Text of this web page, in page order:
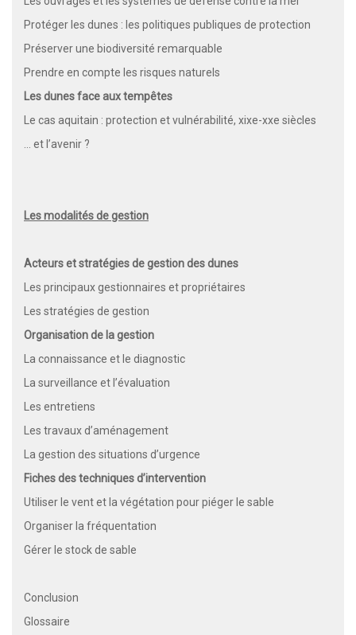
Protéger les dunes : les politiques publiques de protection
Préserver une biodiversité remarquable
Prendre en compte les risques naturels
Les dunes face aux tempêtes
Le cas aquitain : protection et vulnérabilité, xixe-xxe siècles
… et l’avenir ?
Les modalités de gestion
Acteurs et stratégies de gestion des dunes
Les principaux gestionnaires et propriétaires
Les stratégies de gestion
Organisation de la gestion
La connaissance et le diagnostic
La surveillance et l’évaluation
Les entretiens
Les travaux d’aménagement
La gestion des situations d’urgence
Fiches des techniques d’intervention
Utiliser le vent et la végétation pour piéger le sable
Organiser la fréquentation
Gérer le stock de sable
Conclusion
Glossaire